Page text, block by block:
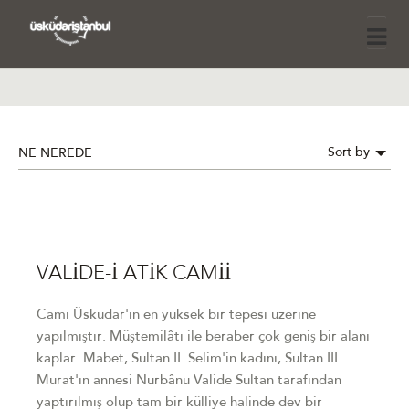
NE NEREDE Sort by
VALİDE-İ ATİK CAMİİ
Cami Üsküdar'ın en yüksek bir tepesi üzerine
yapılmıştır. Müştemilâtı ile beraber çok geniş bir alanı
kaplar. Mabet, Sultan II. Selim'in kadını, Sultan III.
Murat'ın annesi Nurbânu Valide Sultan tarafından
yaptırılmış olup tam bir külliye halinde dev bir